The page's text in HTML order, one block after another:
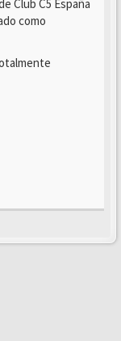
Club C5 España
como